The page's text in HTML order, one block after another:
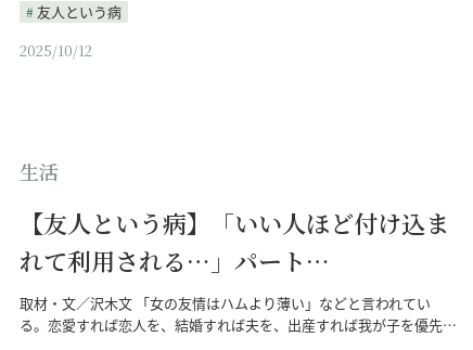
友人という病
2025/10/12
生活
【友人という病】「いい人ほど付け込ま
れて利用される…」パート…
取材・文／沢木文 「女の友情はハムより薄い」などと言われてい
る。恋愛すれば恋人を、結婚すれば夫を、出産すれば我が子を優先…